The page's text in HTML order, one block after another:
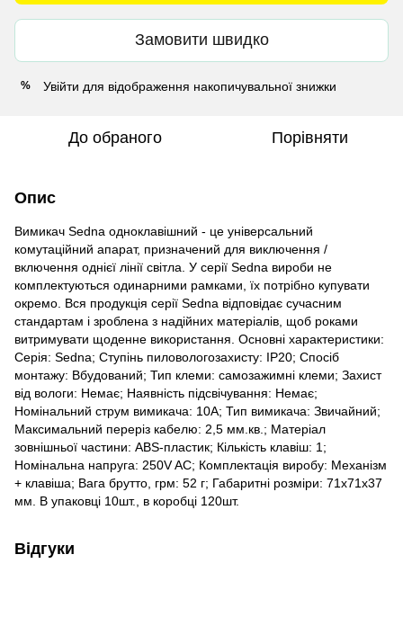
Замовити швидко
% Увійти для відображення накопичувальної знижки
До обраного Порівняти
Опис
Вимикач Sedna одноклавішний - це універсальний
комутаційний апарат, призначений для виключення /
включення однієї лінії світла. У серії Sedna вироби не
комплектуються одинарними рамками, їх потрібно купувати
окремо. Вся продукція серії Sedna відповідає сучасним
стандартам і зроблена з надійних матеріалів, щоб роками
витримувати щоденне використання. Основні характеристики:
Серія: Sedna; Ступінь пиловологозахисту: IP20; Спосіб
монтажу: Вбудований; Тип клеми: самозажимні клеми; Захист
від вологи: Немає; Наявність підсвічування: Немає;
Номінальний струм вимикача: 10А; Тип вимикача: Звичайний;
Максимальний переріз кабелю: 2,5 мм.кв.; Матеріал
зовнішньої частини: ABS-пластик; Кількість клавіш: 1;
Номінальна напруга: 250V AC; Комплектація виробу: Механізм
+ клавіша; Вага брутто, грм: 52 г; Габаритні розміри: 71x71x37
мм. В упаковці 10шт., в коробці 120шт.
Відгуки